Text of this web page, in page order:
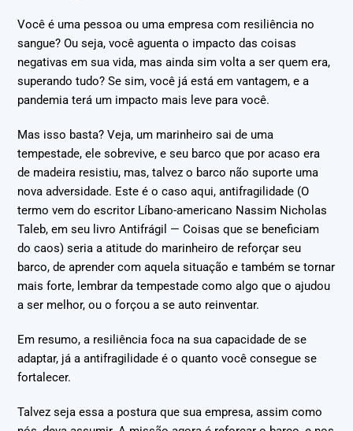
Você é uma pessoa ou uma empresa com resiliência no
sangue? Ou seja, você aguenta o impacto das coisas
negativas em sua vida, mas ainda sim volta a ser quem era,
superando tudo? Se sim, você já está em vantagem, e a
pandemia terá um impacto mais leve para você.
Mas isso basta? Veja, um marinheiro sai de uma
tempestade, ele sobrevive, e seu barco que por acaso era
de madeira resistiu, mas, talvez o barco não suporte uma
nova adversidade. Este é o caso aqui, antifragilidade (O
termo vem do escritor Líbano-americano Nassim Nicholas
Taleb, em seu livro Antifrágil — Coisas que se beneficiam
do caos) seria a atitude do marinheiro de reforçar seu
barco, de aprender com aquela situação e também se tornar
mais forte, lembrar da tempestade como algo que o ajudou
a ser melhor, ou o forçou a se auto reinventar.
Em resumo, a resiliência foca na sua capacidade de se
adaptar, já a antifragilidade é o quanto você consegue se
fortalecer.
Talvez seja essa a postura que sua empresa, assim como